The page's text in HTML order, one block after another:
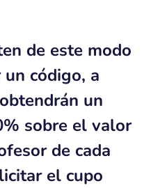
de este modo
código, a
un
sobre el valor
de cada
el cupo